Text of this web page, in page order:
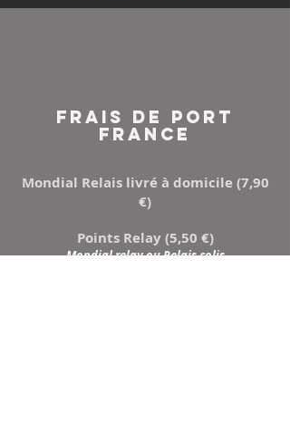
FRAIS DE PORT
FRANCE
Mondial Relais livré à domicile (7,90
€)
Points Relay (5,50 €)
Mondial relay ou Relais colis